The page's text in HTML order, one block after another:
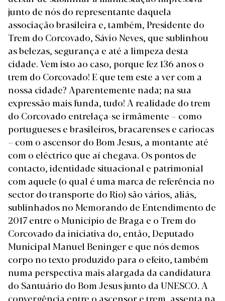
junto de nós do representante daquela
associação brasileira e, também, Presidente do
Trem do Corcovado, Sávio Neves, que sublinhou
as belezas, segurança e até a limpeza desta
cidade. Vem isto ao caso, porque fez 136 anos o
trem do Corcovado! E que tem este a ver com a
nossa cidade? Aparentemente nada; na sua
expressão mais funda, tudo! A realidade do trem
do Corcovado entrelaça-se irmãmente – como
portugueses e brasileiros, bracarenses e cariocas
– com o ascensor do Bom Jesus, a montante até
com o eléctrico que aí chegava. Os pontos de
contacto, identidade situacional e patrimonial
com aquele (o qual é uma marca de referência no
sector do transporte do Rio) são vários, aliás,
sublinhados no Memorando de Entendimento de
2017 entre o Município de Braga e o Trem do
Corcovado da iniciativa do, então, Deputado
Municipal Manuel Beninger e que nós demos
corpo no texto produzido para o efeito, também
numa perspectiva mais alargada da candidatura
do Santuário do Bom Jesus junto da UNESCO. A
convergência entre o ascensor e trem, assenta na